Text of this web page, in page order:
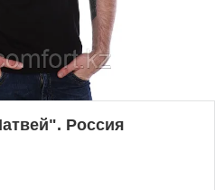
Россия